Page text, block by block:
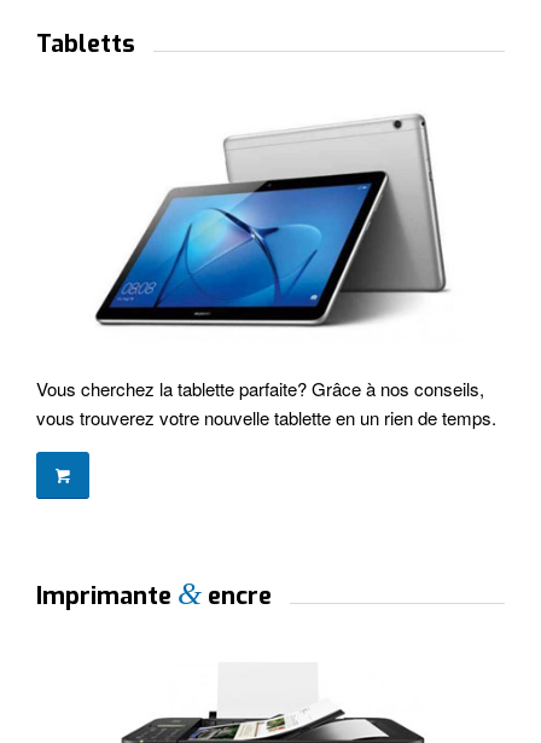
Tabletts
Vous cherchez la tablette parfaite?Grâce à nos conseils,
vous trouverez votre nouvelle tablette en un rien de temps.
Imprimante & encre